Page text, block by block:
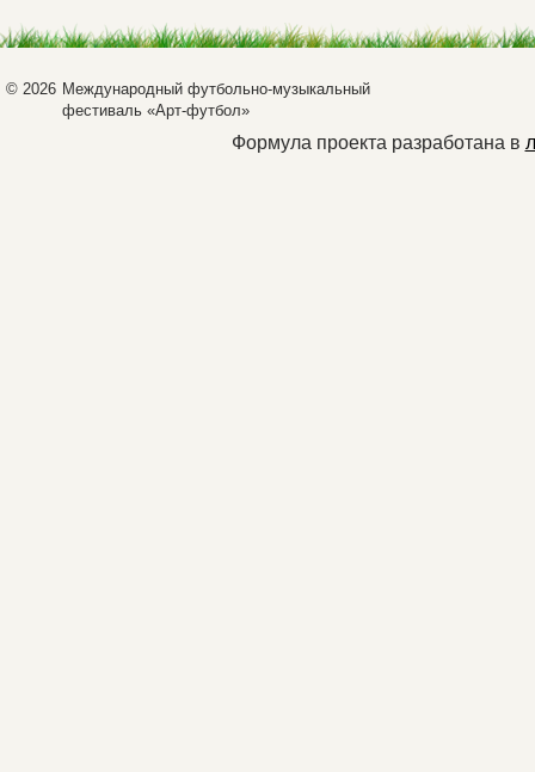
© 2026 Международный футбольно-музыкальный
фестиваль «Арт-футбол»
Формула проекта разработана в